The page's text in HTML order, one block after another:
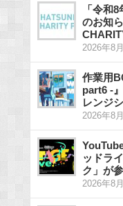
「令和
のお知
2026年8
作業用
part6 -
レンジ
2026年8
ッドラ
ク」が
2026年8